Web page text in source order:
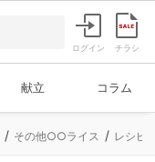
ログイン チラシ
献立 コラム
その他○○ライス レシピ